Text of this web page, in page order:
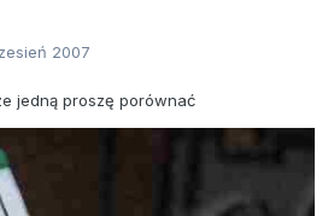
2007
jedną proszę porównać